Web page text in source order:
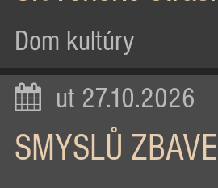
Dom kultúry
ut 27.10.2026
SMYSLŮ